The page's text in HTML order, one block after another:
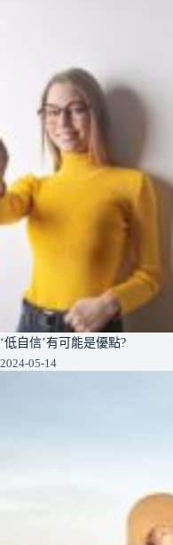
‘低自信’有可能是優點?
2024-05-14